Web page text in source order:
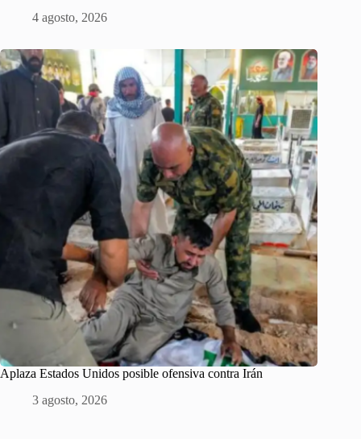
4 agosto, 2026
Aplaza Estados Unidos posible ofensiva contra Irán
3 agosto, 2026